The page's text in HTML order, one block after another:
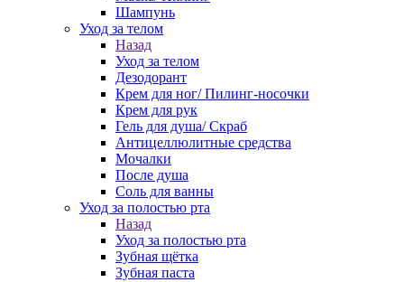
Шампунь
Уход за телом
Назад
Уход за телом
Дезодорант
Крем для ног/ Пилинг-носочки
Крем для рук
Гель для душа/ Скраб
Антицеллюлитные средства
Мочалки
После душа
Соль для ванны
Уход за полостью рта
Назад
Уход за полостью рта
Зубная щётка
Зубная паста